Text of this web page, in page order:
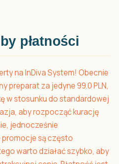
płatności
na InDiva System! Obecnie
preparat za jedyne 99.0 PLN,
w stosunku do standardowej
aby rozpocząć kurację
jednocześnie
są często
warto działać szybko, aby